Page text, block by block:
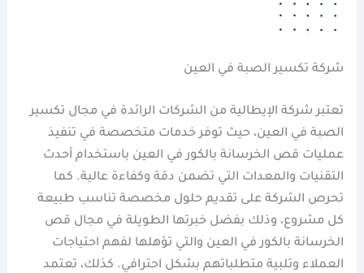
شركة تكسير الصبة في العين
تعتبر شركة الإيطالية من الشركات الرائدة في مجال تكسير
الصبة في العين، حيث توفر خدمات متخصصة في تنفيذ
عمليات قص الخرسانة بالكور في العين باستخدام أحدث
التقنيات والمعدات التي تضمن دقة وكفاءة عالية. كما
تحرص الشركة على تقديم حلول مخصصة تناسب طبيعة
كل مشروع، وذلك بفضل خبرتها الطويلة في مجال قص
الخرسانة بالكور في العين والتي تؤهلها لفهم احتياجات
العملاء وتلبية متطلباتهم بشكل احترافي. كذلك، تعتمد